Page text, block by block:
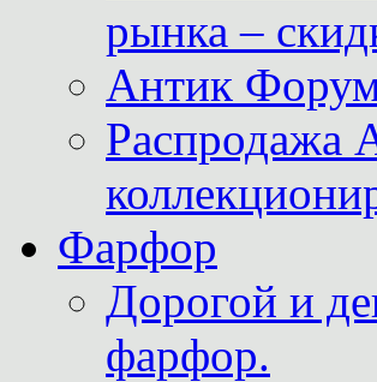
рынка –
Антик
Распродажа
Фарфор
Дорогой и
фарфор.